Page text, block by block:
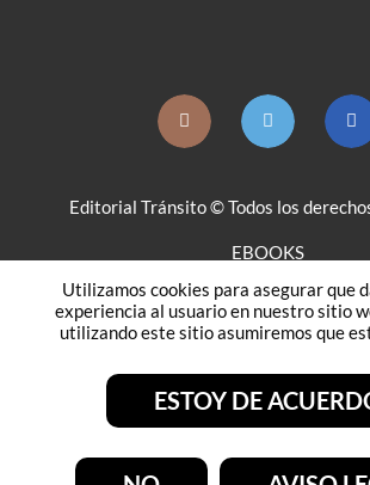
Editorial Tránsito © Todos los
EBOOKS
DISTRIBUCIÓN
AVISO LEGAL
POLÍTICA DE COOKIES
POLÍTICA DE ENVÍO, PAGO Y
Utilizamos cookies para asegurar que
experiencia al usuario en nuestro sitio
utilizando este sitio asumiremos que
ESTOY DE